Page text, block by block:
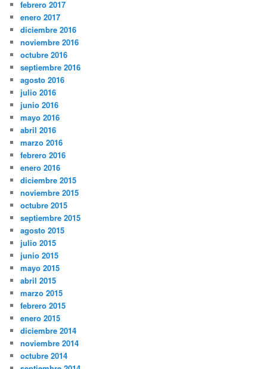
febrero 2017
enero 2017
diciembre 2016
noviembre 2016
octubre 2016
septiembre 2016
agosto 2016
julio 2016
junio 2016
mayo 2016
abril 2016
marzo 2016
febrero 2016
enero 2016
diciembre 2015
noviembre 2015
octubre 2015
septiembre 2015
agosto 2015
julio 2015
junio 2015
mayo 2015
abril 2015
marzo 2015
febrero 2015
enero 2015
diciembre 2014
noviembre 2014
octubre 2014